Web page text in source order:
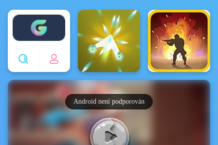
Enjoy4fun
Android není podporován